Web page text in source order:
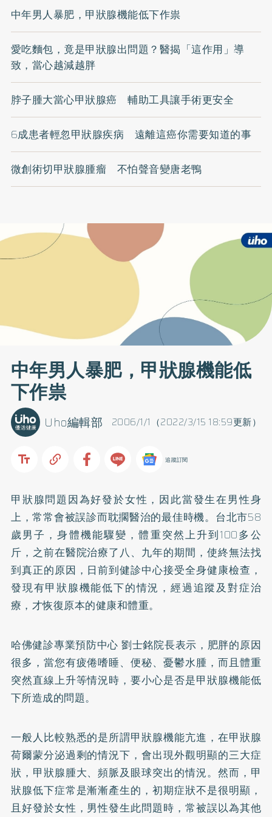
中年男人暴肥，甲狀腺機能低下作祟
愛吃麵包，竟是甲狀腺出問題？醫揭「這作用」導
致，當心越減越胖
脖子腫大當心甲狀腺癌 輔助工具讓手術更安全
6成患者輕忽甲狀腺疾病 遠離這癌你需要知道的事
微創術切甲狀腺腫瘤 不怕聲音變唐老鴨
中年男人暴肥，甲狀腺機能低
下作祟
2006/1/1（2022/3/15 18:59更新）
Uho編輯部
追蹤訂閱
甲狀腺問題因為好發於女性，因此當發生在男性身
上，常常會被誤診而耽擱醫治的最佳時機。台北市58
歲男子，身體機能驟變，體重突然上升到100多公
斤，之前在醫院治療了八、九年的期間，使終無法找
到真正的原因，日前到健診中心接受全身健康檢查，
發現有甲狀腺機能低下的情況，經過追蹤及對症治
療，才恢復原本的健康和體重。
哈佛健診專業預防中心 劉士銘院長表示， 肥胖的原因
很多，當您有疲倦嗜睡、便秘、憂鬱水腫，而且體重
突然直線上升等情況時，要小心是否是甲狀腺機能低
下所造成的問題。
一般人比較熟悉的是所謂甲狀腺機能亢進，在甲狀腺
荷爾蒙分泌過剩的情況下，會出現外觀明顯的三大症
狀，甲狀腺腫大、頻脈及眼球突出的情況。然而，甲
狀腺低下症常是漸漸產生的，初期症狀不是很明顯，
且好發於女性，男性發生此問題時，常被誤以為其他